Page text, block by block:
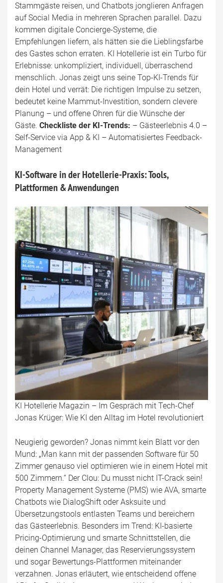
Stammgäste reisen, und Chatbots jonglieren Anfragen
auf Social Media in mehreren Sprachen parallel. Dazu
kommen digitale Concierge-Systeme, die
Empfehlungen liefern, als hätten sie die Lieblingsfarbe
des Gastes schon erraten. KI Hotellerie ist ein Turbo für
Erlebnisse: unkompliziert, individuell, überraschend
menschlich. Jonas zeigt uns seine Top-KI-Trends für
dein Hotel und verrät: Die richtigen Impulse zu setzen,
bedeutet keine Mammut-Investition, sondern clevere
Planung – und offene Ohren für die Wünsche der
Gäste. Checkliste der KI-Trends: – Gästeerlebnis 4.0 –
Self-Service via App & KI – Automatisiertes Feedback-
Management
KI-Software in der Hotellerie-Praxis: Tools,
Plattformen & Anwendungen
KI Hotellerie Magazin – Im Gespräch mit Tech-Chef
Jonas Krüger: Wie KI den Alltag im Hotel revolutioniert
Neugierig geworden? Jonas nimmt kein Blatt vor den
Mund: „Man kann mit der passenden Software für 50
Zimmer genauso viel optimieren wie in einem Hotel mit
500 Zimmern.“ Der Clou: Du musst nicht IT-Crack sein!
Property Management Systeme (PMS) wie AVA, smarte
Chatbots wie DialogShift oder Asksuite und
Übersetzungstools entlasten Teams und bereichern
das Gästeerlebnis. Besonders im Trend: KI-basierte
Pricing-Optimierung und smarte Schnittstellen, die
deinen Channel Manager, das Reservierungssystem
und sogar Bewertungs-Plattformen miteinander
verzahnen. Jonas erläutert, wie entscheidend offene